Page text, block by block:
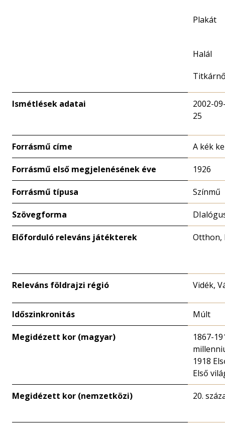
Plakát
Halál
Ismétlések adatai
2002-
25
Forrásmű címe A kék
Forrásmű első megjelenésének éve 1926
Forrásmű típusa Színmű
Szövegforma
Előforduló releváns játékterek Otthon,
Releváns földrajzi régió Vidék,
Időszinkronitás Múlt
Megidézett kor (magyar)
1867-
1918
Első
Megidézett kor (nemzetközi) 20.